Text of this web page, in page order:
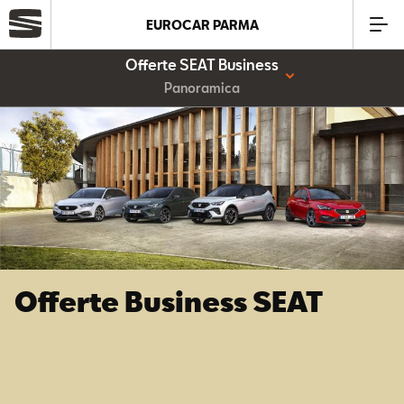
Modelli
Offerte
Service
Business
EUROCAR PARMA
Offerte SEAT Business
Panoramica
Offerte Business SEAT